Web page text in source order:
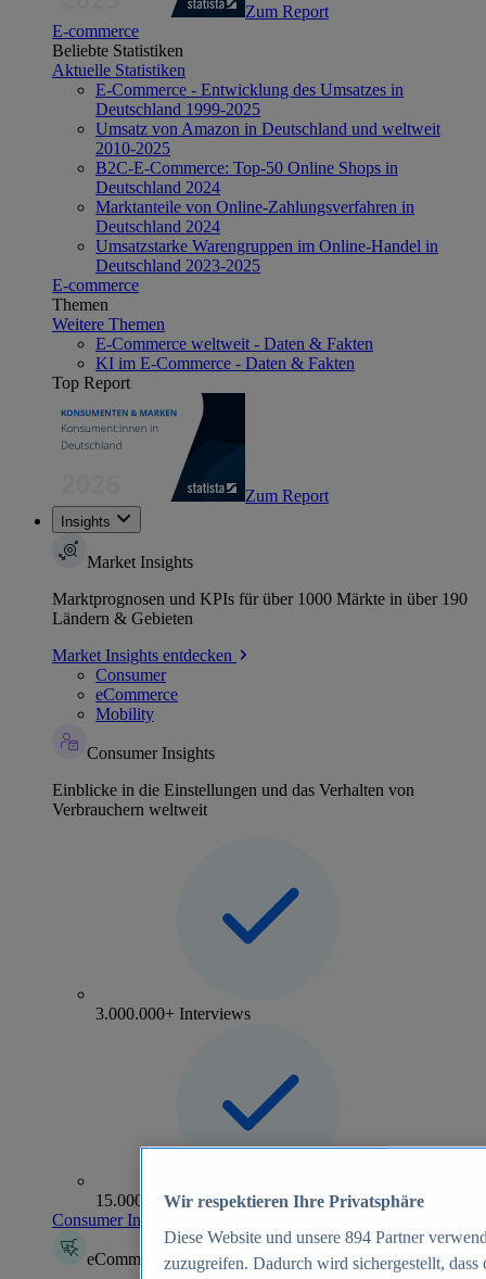
Zum Report
E-commerce
Beliebte Statistiken
Aktuelle Statistiken
E-Commerce - Entwicklung des Umsatzes in
Deutschland 1999-2025
Umsatz von Amazon in Deutschland und weltweit
2010-2025
B2C-E-Commerce: Top-50 Online Shops in
Deutschland 2024
Marktanteile von Online-Zahlungsverfahren in
Deutschland 2024
Umsatzstarke Warengruppen im Online-Handel in
Deutschland 2023-2025
E-commerce
Themen
Weitere Themen
E-Commerce weltweit - Daten & Fakten
KI im E-Commerce - Daten & Fakten
Top Report
Zum Report
Insights
Market Insights
Marktprognosen und KPIs für über 1000 Märkte in über 190
Ländern & Gebieten
Market Insights entdecken
Consumer
eCommerce
Mobility
Consumer Insights
Einblicke in die Einstellungen und das Verhalten von
Verbrauchern weltweit
3.000.000+ Interviews
15.000+ Marken
Consumer Insights entdecken
eCommerce Insights
Wir respektieren Ihre Privatsphäre
Diese Website und unsere 894 Partner
zuzugreifen. Dadurch wird sichergestellt,